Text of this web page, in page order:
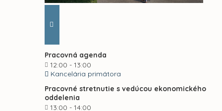
Pracovná agenda
12:00 - 13:00
Kancelária primátora
Pracovné stretnutie s vedúcou ekonomického
oddelenia
13:00 - 14:00